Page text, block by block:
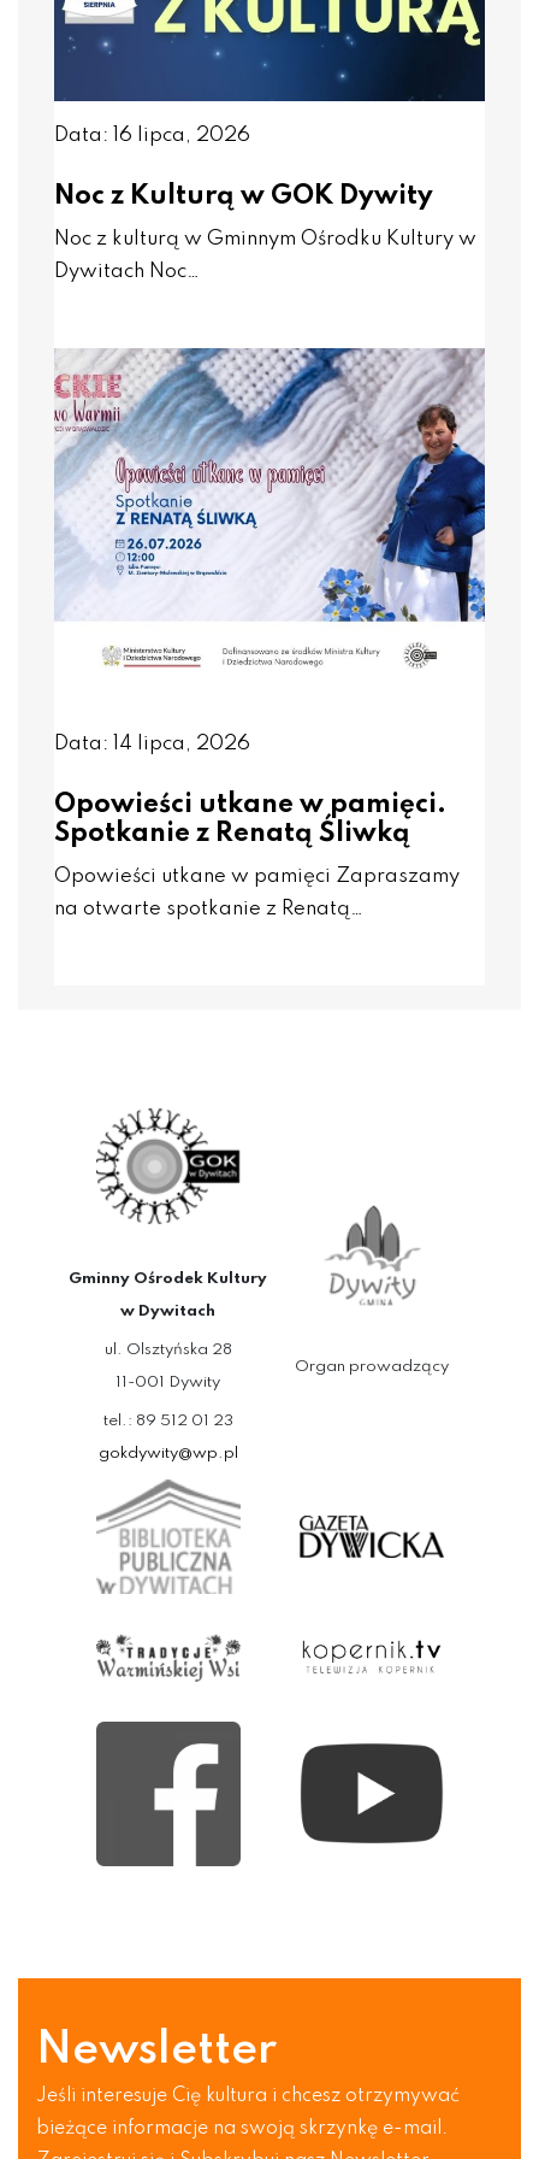
Data: 16 lipca, 2026
Noc z Kulturą w GOK Dywity
Noc z kulturą w Gminnym Ośrodku Kultury w
Dywitach Noc…
Data: 14 lipca, 2026
Opowieści utkane w pamięci.
Spotkanie z Renatą Śliwką
Opowieści utkane w pamięci Zapraszamy
na otwarte spotkanie z Renatą…
Gminny Ośrodek Kultury
w Dywitach
ul. Olsztyńska 28
11-001 Dywity
tel.: 89 512 01 23
gokdywity@wp.pl
Organ prowadzący
Newsletter
Jeśli interesuje Cię kultura i chcesz otrzymywać
bieżące informacje na swoją skrzynkę e-mail.